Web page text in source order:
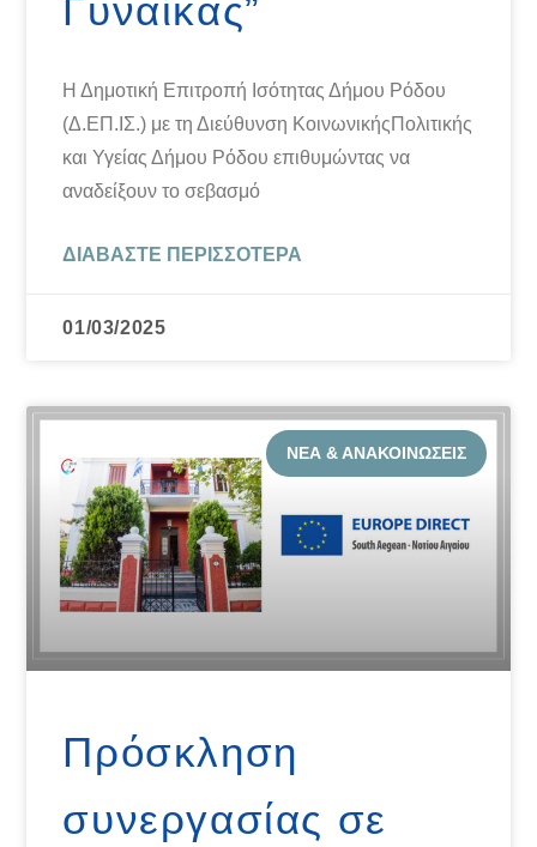
Γυναίκας”
Η Δημοτική Επιτροπή Ισότητας Δήμου Ρόδου
(Δ.ΕΠ.ΙΣ.) με τη Διεύθυνση ΚοινωνικήςΠολιτικής
και Υγείας Δήμου Ρόδου επιθυμώντας να
αναδείξουν το σεβασμό
ΔΙΑΒΆΣΤΕ ΠΕΡΙΣΣΌΤΕΡΑ
01/03/2025
ΝΈΑ & ΑΝΑΚΟΙΝΏΣΕΙΣ
Πρόσκληση
συνεργασίας σε